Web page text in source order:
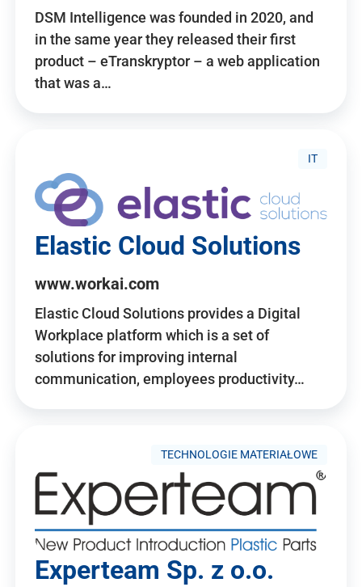
DSM Intelligence was founded in 2020, and
in the same year they released their first
product – eTranskryptor – a web application
that was a…
IT
Elastic Cloud Solutions
www.workai.com
Elastic Cloud Solutions provides a Digital
Workplace platform which is a set of
solutions for improving internal
communication, employees productivity…
TECHNOLOGIE MATERIAŁOWE
Experteam Sp. z o.o.